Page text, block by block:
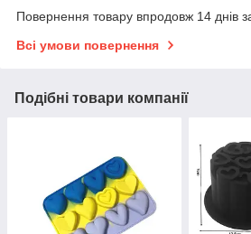
Повернення товару впродовж 14 днів
Всі умови повернення
Подібні товари компанії